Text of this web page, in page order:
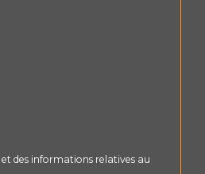
des informations relatives au